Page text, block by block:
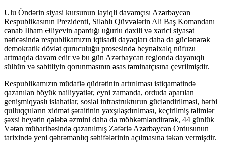
Ulu Öndərin siyasi kursunun layiqli davamçısı Azərbaycan
Respublikasının Prezidenti, Silahlı Qüvvələrin Ali Baş Komandanı
cənab İlham Əliyevin apardığı uğurlu daxili və xarici siyasət
nəticəsində respublikamızın iqtisadi dayaqları daha da güclənərək
demokratik dövlət quruculuğu prosesində beynəlxalq nüfuzu
artmaqda davam edir və bu gün Azərbaycan regionda dayanıqlı
sülhün və sabitliyin qorunmasının əsas təminatçısına çevrilmişdir.
Respublikamızın müdafiə qüdrətinin artırılması istiqamətində
qazanılan böyük nailiyyətlər, eyni zamanda, orduda aparılan
genişmiqyaslı islahatlar, sosial infrastrukturun gücləndirilməsi, hərbi
qulluqçuların xidmət şəraitinin yaxşılaşdırılması, keçirilmiş təlimlər
şəxsi heyətin qələbə əzmini daha da möhkəmləndirərək, 44 günlük
Vətən müharibəsində qazanılmış Zəfərlə Azərbaycan Ordusunun
tarixində yeni qəhrəmanlıq səhifələrinin açılmasına təkan vermişdir.